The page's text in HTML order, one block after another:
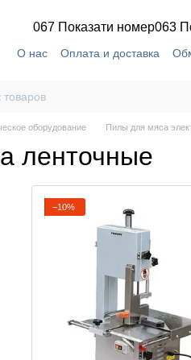
067 Показати номер063
О нас Оплата и доставка
оборудование Пилы для мяса
ленточные
−10%